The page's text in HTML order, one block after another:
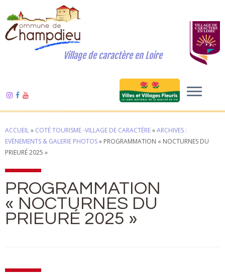
Village de caractère en Loire
ACCUEIL» COTÉ TOURISME -VILLAGE DE CARACTÈRE»ARCHIVES :
EVÈNEMENTS & GALERIE PHOTOS» PROGRAMMATION « NOCTURNES DU
PRIEURÉ 2025 »
PROGRAMMATION
« NOCTURNES DU
PRIEURÉ 2025 »